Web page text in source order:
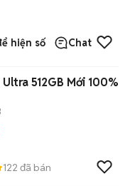
hiện số Chat
512GB Mới 100%
122 đã bán